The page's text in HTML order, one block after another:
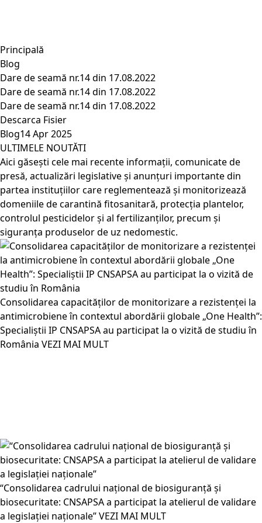
Principală
Blog
Dare de seamă nr.14 din 17.08.2022
Dare de seamă nr.14 din 17.08.2022
Dare de seamă nr.14 din 17.08.2022
Descarca Fisier
Blog14 Apr 2025
ULTIMELE NOUTĂTI
Aici găsești cele mai recente informații, comunicate de
presă, actualizări legislative și anunțuri importante din
partea instituțiilor care reglementează și monitorizează
domeniile de carantină fitosanitară, protecția plantelor,
controlul pesticidelor și al fertilizanților, precum și
siguranța produselor de uz nedomestic.
Consolidarea capacităților de monitorizare a rezistenței la
antimicrobiene în contextul abordării globale „One Health”:
Specialiștii IP CNSAPSA au participat la o vizită de studiu în
România VEZI MAI MULT
“Consolidarea cadrului național de biosiguranță și
biosecuritate: CNSAPSA a participat la atelierul de validare
a legislației naționale”VEZI MAI MULT